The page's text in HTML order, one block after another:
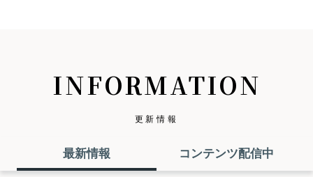
INFORMATION
更新情報
最新情報 コンテンツ配信中